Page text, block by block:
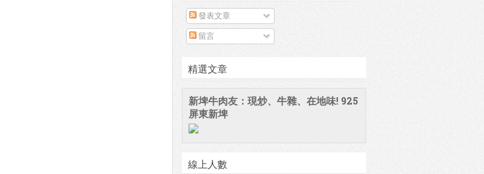
發表文章
留言
精選文章
新埤牛肉友：現炒、牛雜、在地味! 925
屏東新埤
線上人數